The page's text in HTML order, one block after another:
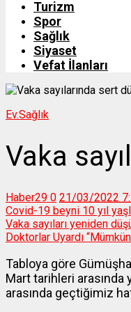
Turizm
Spor
Sağlık
Siyaset
Vefat İlanları
Ev.Sağlık
Vaka
Haber29 0 21/03/2022
Covid-19 beyni 10 yıl
Vaka sayıları yeniden
Doktorlar Uyardı
Tabloya göre
Mart tarihleri arasında
arasında geçtiğimiz